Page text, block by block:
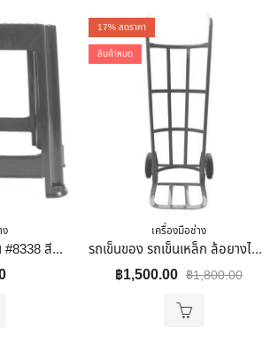
ง
PST เก้าอี้บันได 2 ชั้น #8338 สีดำ ใช้นั่ง และสามารถยืนบนเก้าอี้เพื่อเก็บของในที่สูงได้ 35x36x34
17% ลดราคา
สินค้าหมด
เครื่องมือช่าง
รถเข็นของ รถเข็นเหล็ก ล้อยางไนล่อนแท้ 100% สีฟ้า แบบตรง
฿1,500.00 ฿1,800.00